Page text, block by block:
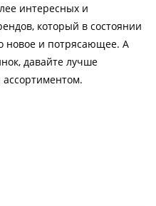
интересных и
который в состоянии
новое и потрясающее. А
давайте лучше